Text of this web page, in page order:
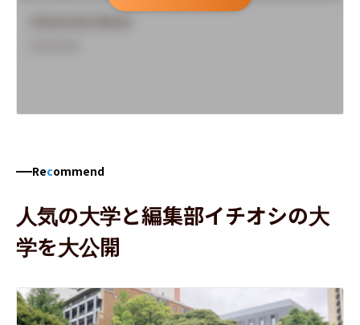
Recommend
人気の大学と編集部イチオシの大
学を大公開